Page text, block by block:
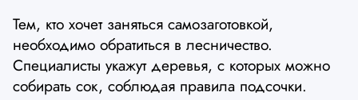
Тем, кто хочет заняться самозаготовкой,
необходимо обратиться в лесничество.
Специалисты укажут деревья, с которых можно
собирать сок, соблюдая правила подсочки.